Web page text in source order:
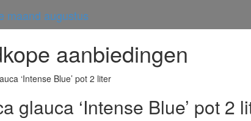
maand augustus
aanbiedingen
glauca ‘Intense Blue’ pot 2